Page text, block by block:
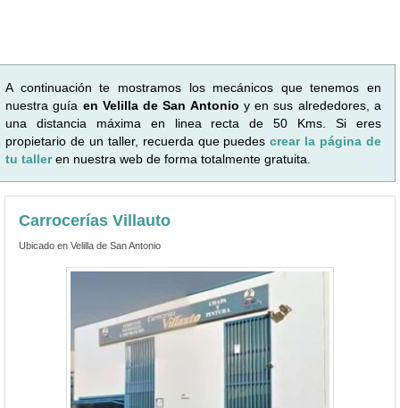
A continuación te mostramos los mecánicos que tenemos en
nuestra guía en Velilla de San Antonio y en sus alrededores, a
una distancia máxima en linea recta de 50 Kms. Si eres
propietario de un taller, recuerda que puedescrear la página de
tu talleren nuestra web de forma totalmente gratuita.
Carrocerías Villauto
Ubicado en Velilla de San Antonio